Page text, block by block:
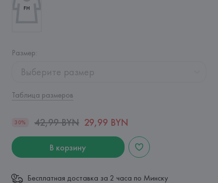
Размер:
Выберите размер
Таблица размеров
30% 42,99 BYN 29,99 BYN
В корзину
Бесплатная доставка за 2 часа по Минску